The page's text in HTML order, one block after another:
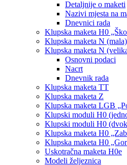
Detaljnije o maketi
Nazivi mjesta na
Dnevnici rada
Klupska maketa H0
Klupska maketa N (mala)
Klupska maketa N
Osnovni podaci
Nacrt
Dnevnik rada
Klupska maketa TT
Klupska maketa Z
Klupska maketa LGB
Klupski moduli H0
Klupski moduli H0
Klupska maketa H0
Klupska maketa H0
Uskotračna maketa H0e
Modeli željeznica